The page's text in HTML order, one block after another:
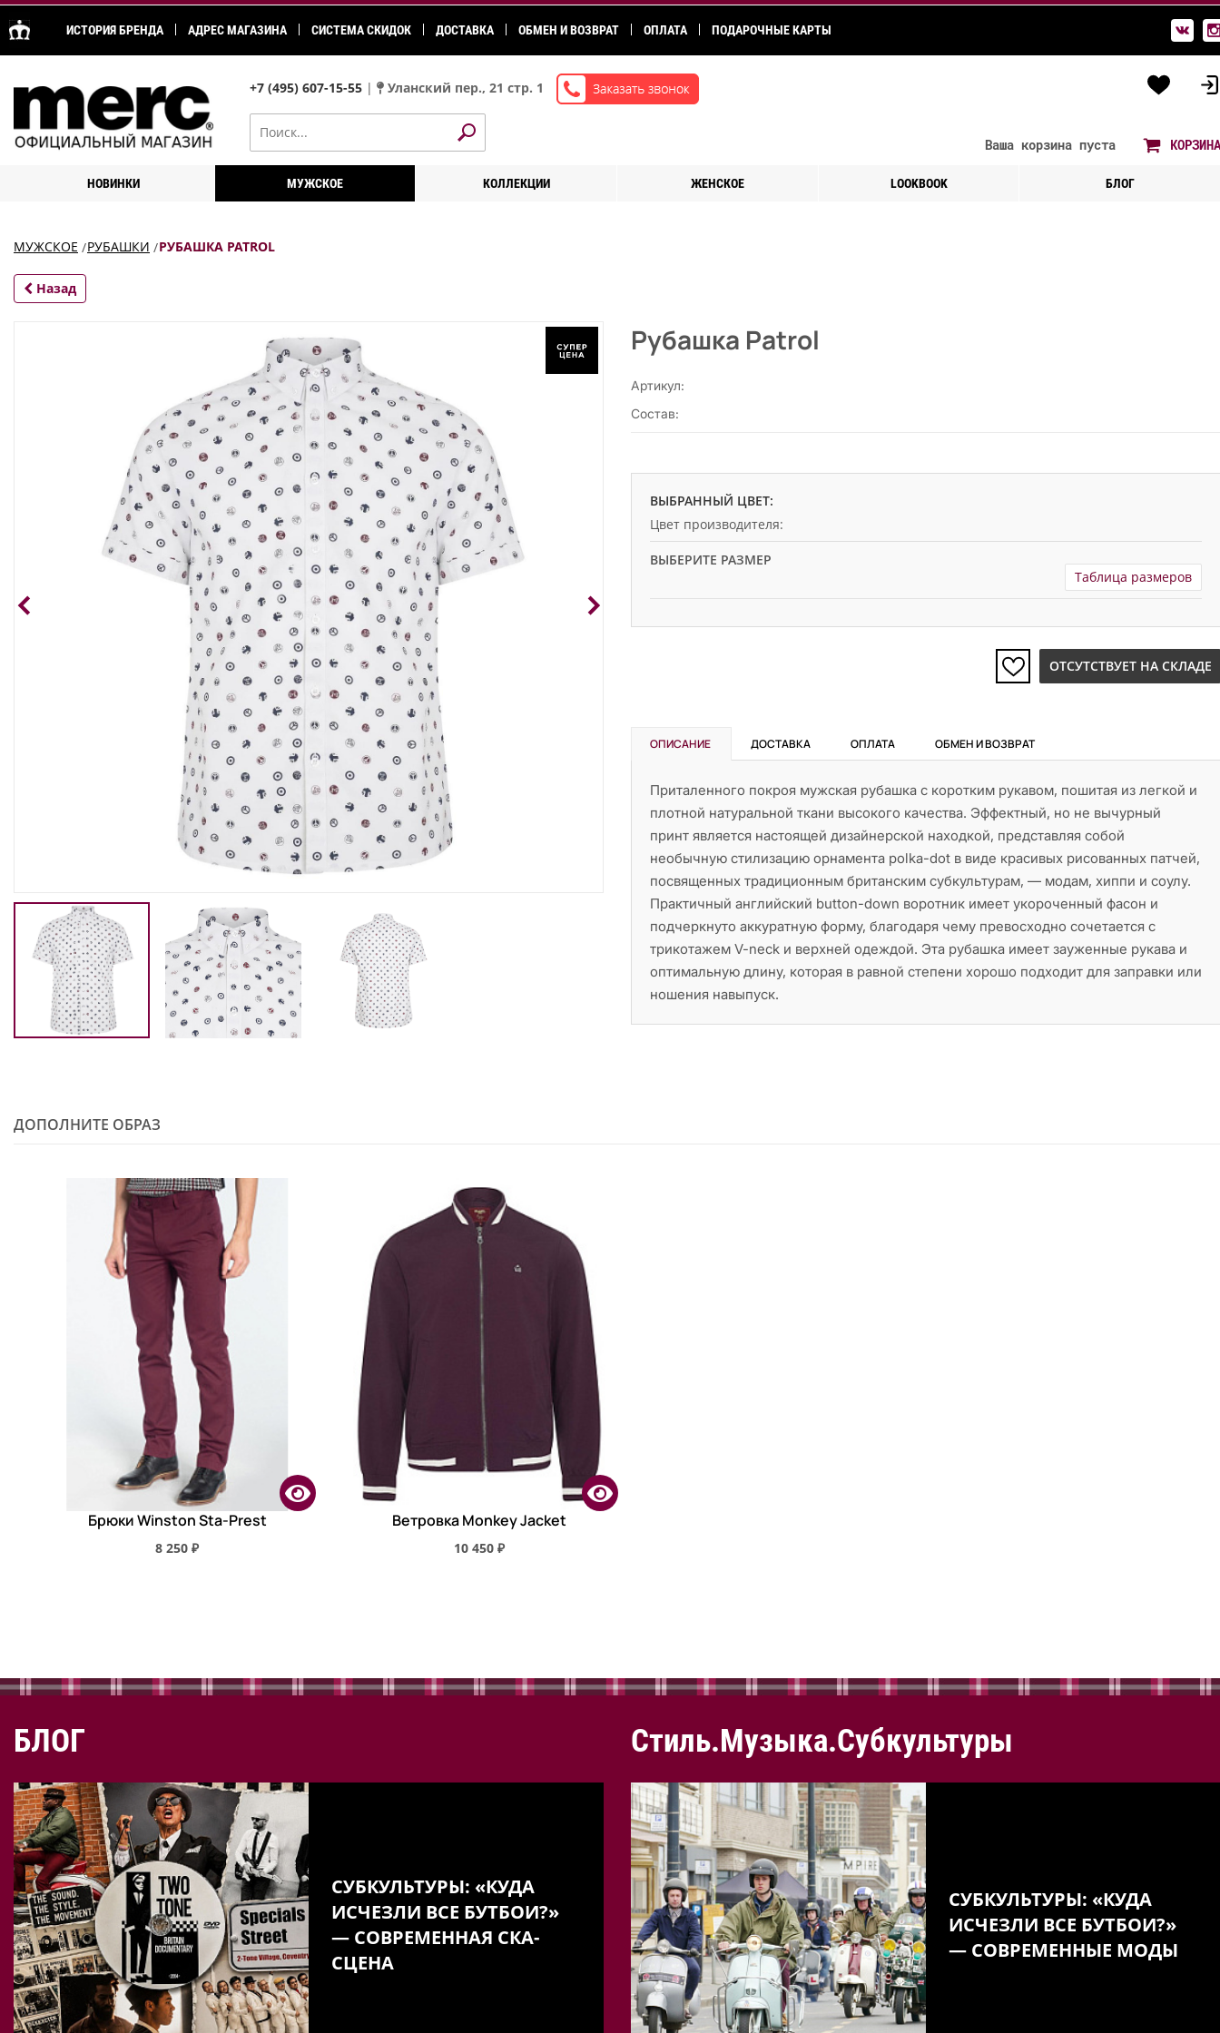
ИСТОРИЯ БРЕНДА АДРЕС МАГАЗИНА СИСТЕМА СКИДОК ДОСТАВКА ОБМЕН И ВОЗВРАТ ОПЛАТА ПОДАРОЧНЫЕ КАРТЫ
+7 (495) 607-15-55 | Уланский пер., 21 стр. 1
Ваша корзина пуста КОРЗИНА
НОВИНКИ МУЖСКОЕ КОЛЛЕКЦИИ ЖЕНСКОЕ LOOKBOOK БЛОГ
МУЖСКОЕ РУБАШКИ РУБАШКА PATROL
Назад
Рубашка Patrol
Артикул:
Состав:
ВЫБРАННЫЙ ЦВЕТ:
Цвет производителя:
ВЫБЕРИТЕ РАЗМЕР
Таблица размеров
ОТСУТСТВУЕТ НА СКЛАДЕ
ОПИСАНИЕ ДОСТАВКА ОПЛАТА ОБМЕН И ВОЗВРАТ
Приталенного покроя мужская рубашка с коротким рукавом, пошитая из легкой и
плотной натуральной ткани высокого качества. Эффектный, но не вычурный
принт является настоящей дизайнерской находкой, представляя собой
необычную стилизацию орнамента polka-dot в виде красивых рисованных патчей,
посвященных традиционным британским субкультурам, — модам, хиппи и соулу.
Практичный английский button-down воротник имеет укороченный фасон и
подчеркнуто аккуратную форму, благодаря чему превосходно сочетается c
трикотажем V-neck и верхней одеждой. Эта рубашка имеет зауженные рукава и
оптимальную длину, которая в равной степени хорошо подходит для заправки или
ношения навыпуск.
ДОПОЛНИТЕ ОБРАЗ
Брюки Winston Sta-Prest
8 250 ₽
Ветровка Monkey Jacket
10 450 ₽
БЛОГ
СУБКУЛЬТУРЫ: «КУДА
ИСЧЕЗЛИ ВСЕ БУТБОИ?»
— СОВРЕМЕННАЯ СКА-
СЦЕНА
Стиль.Музыка.Субкультуры
СУБКУЛЬТУРЫ: «КУДА
ИСЧЕЗЛИ ВСЕ БУТБОИ?»
— СОВРЕМЕННЫЕ МОДЫ